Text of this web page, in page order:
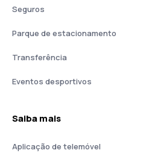
Seguros
Parque de estacionamento
Transferência
Eventos desportivos
Saiba mais
Aplicação de telemóvel